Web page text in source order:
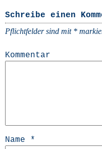
Schreibe einen
Pflichtfelder sind mit *
Kommentar
Name *